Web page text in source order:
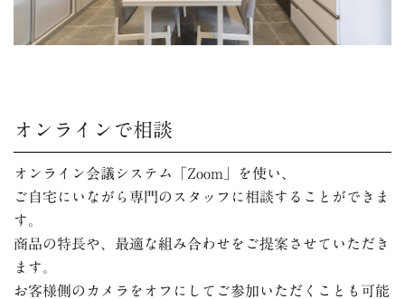
オンラインで相談
オンライン会議システム「Zoom」を使い、
ご自宅にいながら専門のスタッフに相談することができま
す。
商品の特長や、最適な組み合わせをご提案させていただき
ます。
お客様側のカメラをオフにしてご参加いただくことも可能